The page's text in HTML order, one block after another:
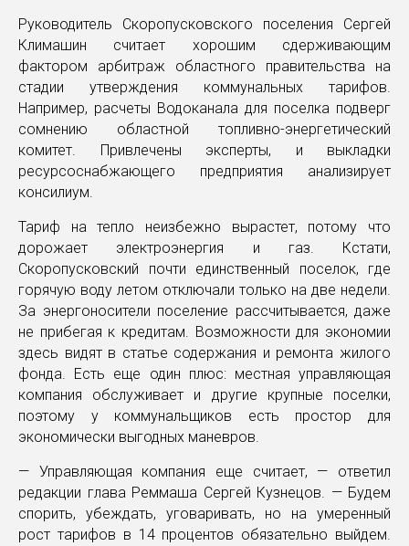
Руководитель Скоропусковского поселения Сергей
Климашин считает хорошим сдерживающим
фактором арбитраж областного правительства на
стадии утверждения коммунальных тарифов.
Например, расчеты Водоканала для поселка подверг
сомнению областной топливно-энергетический
комитет. Привлечены эксперты, и выкладки
ресурсоснабжающего предприятия анализирует
консилиум.
Тариф на тепло неизбежно вырастет, потому что
дорожает электроэнергия и газ. Кстати,
Скоропусковский почти единственный поселок, где
горячую воду летом отключали только на две недели.
За энергоносители поселение рассчитывается, даже
не прибегая к кредитам. Возможности для экономии
здесь видят в статье содержания и ремонта жилого
фонда. Есть еще один плюс: местная управляющая
компания обслуживает и другие крупные поселки,
поэтому у коммунальщиков есть простор для
экономически выгодных маневров.
— Управляющая компания еще считает, — ответил
редакции глава Реммаша Сергей Кузнецов. — Будем
спорить, убеждать, уговаривать, но на умеренный
рост тарифов в 14 процентов обязательно выйдем.